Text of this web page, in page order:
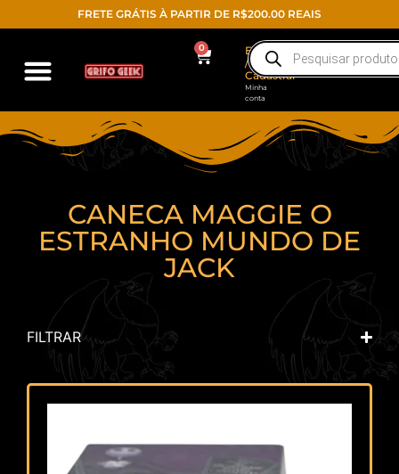
FRETE GRÁTIS À PARTIR DE R$200.00 REAIS
0
Entrar
/
Cadastrar
Minha
conta
CANECA MAGGIE O
ESTRANHO MUNDO DE
JACK
FILTRAR